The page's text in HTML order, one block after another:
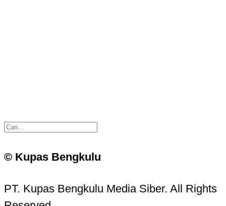
© Kupas Bengkulu
PT. Kupas Bengkulu Media Siber. All Rights